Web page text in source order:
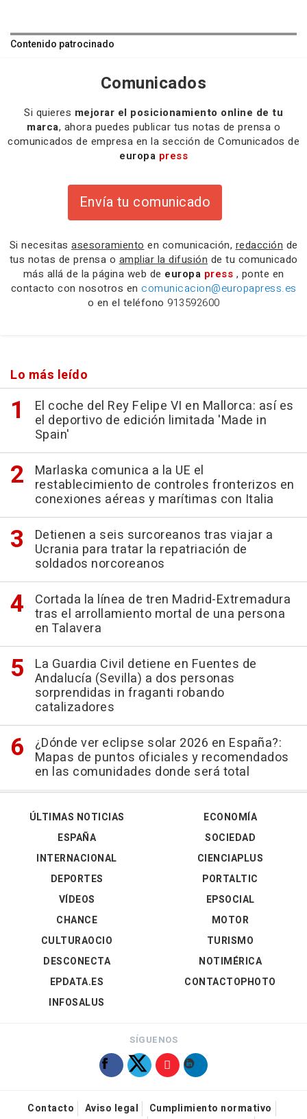
Contenido patrocinado
Comunicados
Si quieres mejorar el posicionamiento online de tu
marca, ahora puedes publicar tus notas de prensa o
comunicados de empresa en la sección de Comunicados de
europa press
Envía tu comunicado
Si necesitas asesoramiento en comunicación, redacción de
tus notas de prensa o ampliar la difusión de tu comunicado
más allá de la página web de europa press , ponte en
contacto con nosotros en comunicacion@europapress.es
o en el teléfono 913592600
Lo más leído
El coche del Rey Felipe VI en Mallorca: así es
el deportivo de edición limitada 'Made in
Spain'
Marlaska comunica a la UE el
restablecimiento de controles fronterizos en
conexiones aéreas y marítimas con Italia
Detienen a seis surcoreanos tras viajar a
Ucrania para tratar la repatriación de
soldados norcoreanos
Cortada la línea de tren Madrid-Extremadura
tras el arrollamiento mortal de una persona
en Talavera
La Guardia Civil detiene en Fuentes de
Andalucía (Sevilla) a dos personas
sorprendidas in fraganti robando
catalizadores
¿Dónde ver eclipse solar 2026 en España?:
Mapas de puntos oficiales y recomendados
en las comunidades donde será total
ÚLTIMAS NOTICIAS
ESPAÑA
INTERNACIONAL
DEPORTES
VÍDEOS
ECONOMÍA
SOCIEDAD
CIENCIAPLUS
PORTALTIC
EPSOCIAL
CHANCE
CULTURAOCIO
DESCONECTA
EPDATA.ES
INFOSALUS
MOTOR
TURISMO
NOTIMÉRICA
CONTACTOPHOTO
SÍGUENOS
Contacto Aviso legal
Cumplimiento normativo